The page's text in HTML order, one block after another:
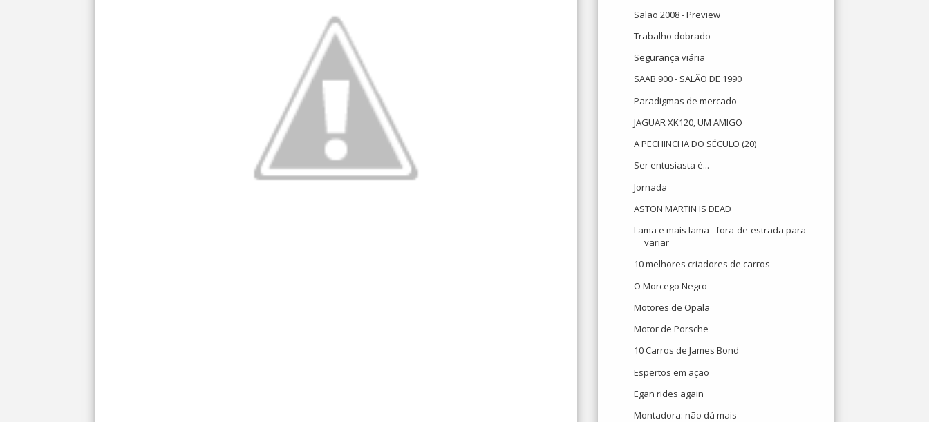
Salão 2008 - Preview
Trabalho dobrado
Segurança viária
SAAB 900 - SALÃO DE 1990
Paradigmas de mercado
JAGUAR XK120, UM AMIGO
A PECHINCHA DO SÉCULO (20)
Ser entusiasta é...
Jornada
ASTON MARTIN IS DEAD
Lama e mais lama - fora-de-estrada para
variar
10 melhores criadores de carros
O Morcego Negro
Motores de Opala
Motor de Porsche
10 Carros de James Bond
Espertos em ação
Egan rides again
Montadora: não dá mais